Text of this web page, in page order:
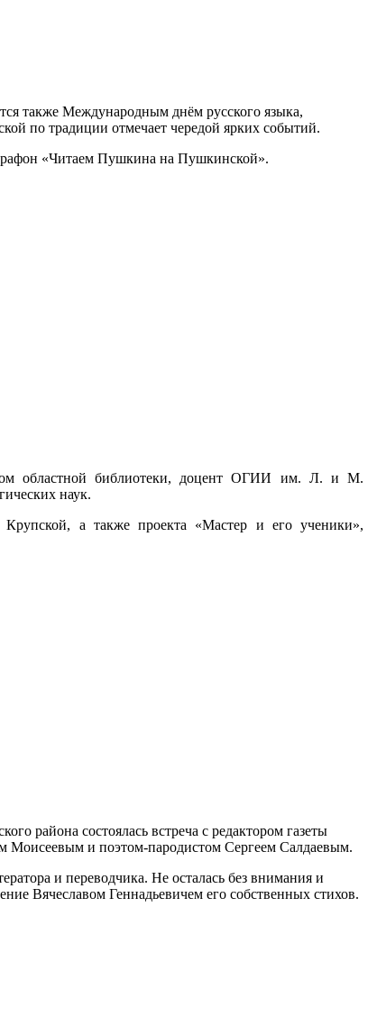
также Международным днём русского языка,
по традиции отмечает чередой ярких событий.
«Читаем Пушкина на Пушкинской».
областной библиотеки, доцент ОГИИ им. Л. и М.
наук.
а также проекта «Мастер и его ученики»,
района состоялась встреча с редактором газеты
Моисеевым и поэтом-пародистом Сергеем Салдаевым.
и переводчика. Не осталась без внимания и
Вячеславом Геннадьевичем его собственных стихов.